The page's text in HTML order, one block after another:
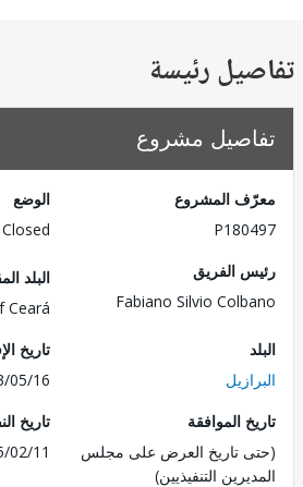
رئيسة
مشروع
المشروع
الفريق
Fabiano Silvio
البلد المقترض
State of Ceará
تاريخ الإفصاح
2023/05/16
الموافقة
تاريخ العرض على مجلس
التنفيذيين)
تاريخ النفاذ
2025/02/11